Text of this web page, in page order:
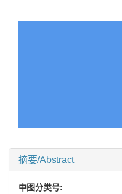
摘要/Abstract
中图分类号: